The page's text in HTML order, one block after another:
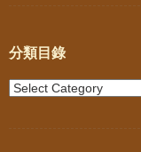
分類目錄